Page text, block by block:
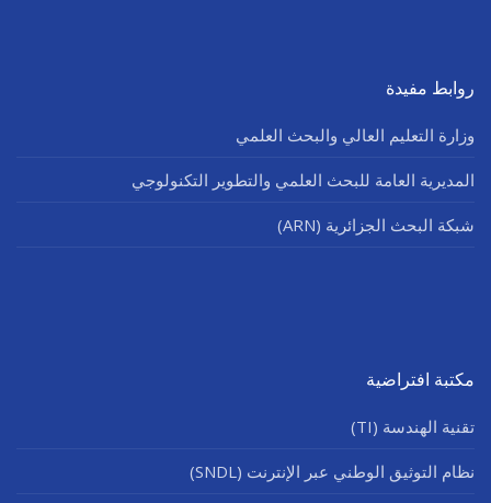
روابط مفيدة
وزارة التعليم العالي والبحث العلمي
المديرية العامة للبحث العلمي والتطوير التكنولوجي
شبكة البحث الجزائرية (ARN)
مكتبة افتراضية
تقنية الهندسة (TI)
نظام التوثيق الوطني عبر الإنترنت (SNDL)